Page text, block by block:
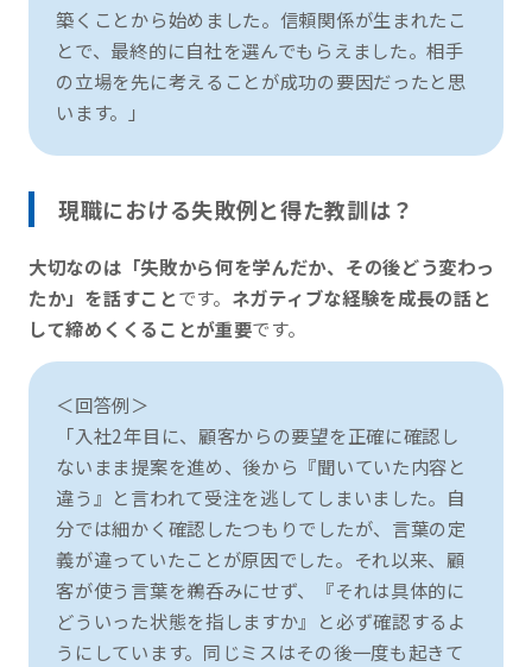
築くことから始めました。信頼関係が生まれたこ
とで、最終的に自社を選んでもらえました。相手
の立場を先に考えることが成功の要因だったと思
います。」
現職における失敗例と得た教訓は？
大切なのは「失敗から何を学んだか、その後どう変わっ
たか」を話すことです。 ネガティブな経験を成長の話と
して締めくくることが重要です。
＜回答例＞
「入社2年目に、顧客からの要望を正確に確認し
ないまま提案を進め、後から『聞いていた内容と
違う』と言われて受注を逃してしまいました。自
分では細かく確認したつもりでしたが、言葉の定
義が違っていたことが原因でした。それ以来、顧
客が使う言葉を鵜呑みにせず、『それは具体的に
どういった状態を指しますか』と必ず確認するよ
うにしています。同じミスはその後一度も起きて